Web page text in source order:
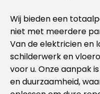
Wij bieden een
niet met meerdere
Van de elektricien en
schilderwerk en
voor u. Onze aanpak
en duurzaamheid,